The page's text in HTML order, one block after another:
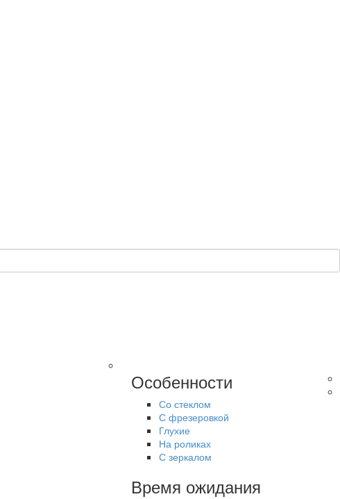
Особенности
Со стеклом
С фрезеровкой
Глухие
На роликах
С зеркалом
Время ожидания